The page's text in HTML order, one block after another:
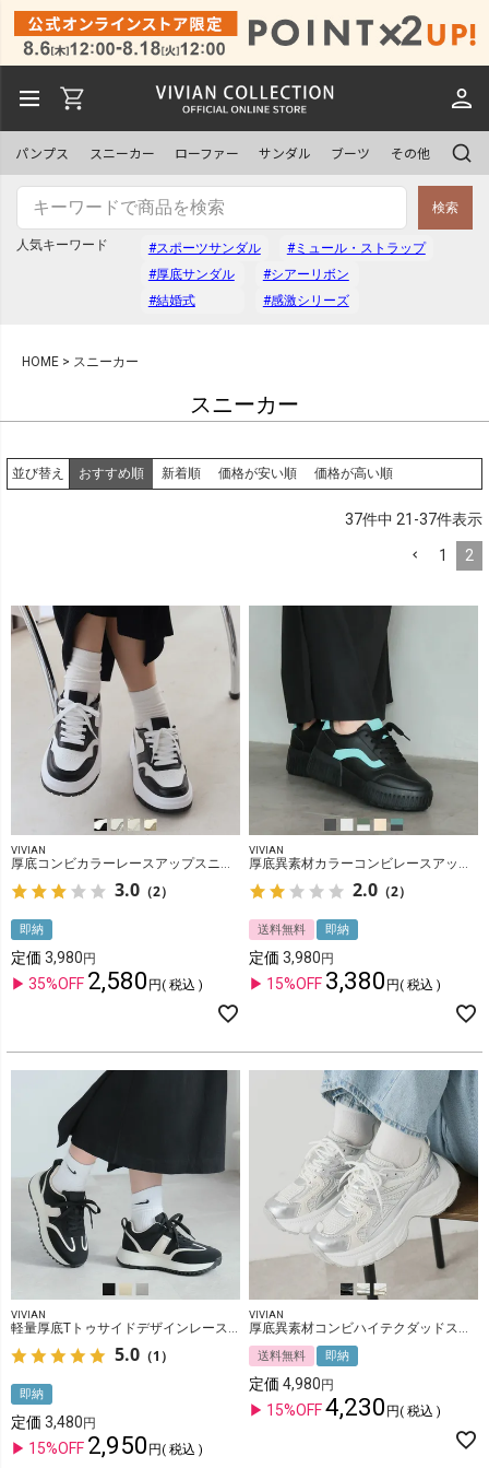
パンプス スニーカー ローファー サンダル ブーツ その他
検索
人気キーワード #スポーツサンダル
#ミュール・ストラップ
#厚底サンダル
#シアーリボン
#結婚式
#感激シリーズ
HOME スニーカー
スニーカー
並び替え おすすめ順 新着順 価格が安い順 価格が高い順
37件中 21 -37件表示
1 2
VIVIAN
厚底コンビカラーレースアップスニーカー
3.0 （2）
即納
定価 3,980
35%OFF 2,580 税込
VIVIAN
厚底異素材カラーコンビレースアップスニーカー
2.0 （2）
送料無料 即納
定価 3,980
15%OFF 3,380 税込
VIVIAN
軽量厚底Tトゥサイドデザインレースアップスニーカー
5.0 （1）
即納
定価 3,480
15%OFF 2,950 税込
VIVIAN
厚底異素材コンビハイテクダッドスニーカー
送料無料 即納
定価 4,980
15%OFF4,230 税込